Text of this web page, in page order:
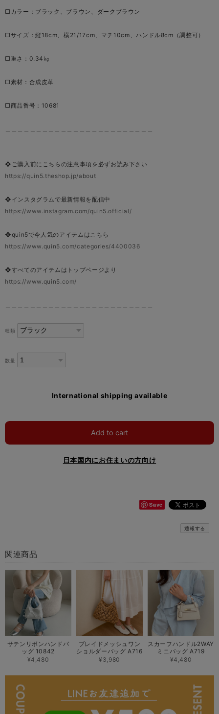
□カラー：ブラック、ブラウン、ダークブラウン
□サイズ：縦18cm、横21/17cm、マチ10cm、ハンドル8cm（調整可）
□重さ：0.34㎏
□素材：合成皮革
□商品番号：10681
❖ご購入前にこちらの注意事項を必ずお読み下さい
https://quin5.theshop.jp/about
❖インスタグラムで最新情報を配信中
https://www.instagram.com/quin5.official/
❖quin5で今人気のアイテムはこちら
https://www.quin5.com/categories/4400036
❖すべてのアイテムはトップページより
https://www.quin5.com/
種類
数量
International shipping available
Add to cart
日本国内にお住まいの方向け
Save
通報する
関連商品
サテンリボンハンドバ
ッグ 10842
¥4,480
ブレイドメッシュワン
ショルダーバッグ A716
¥3,980
スカーフハンドル2WAY
ミニバッグ A719
¥4,480